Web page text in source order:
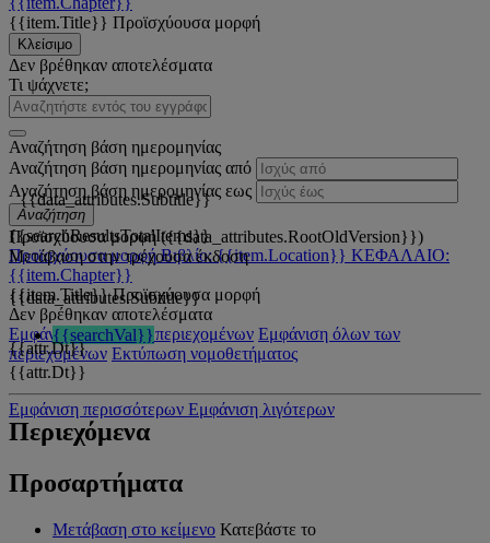
{{item.Title}} Προϊσχύουσα μορφή
Κλείσιμο
Δεν βρέθηκαν αποτελέσματα
Τι ψάχνετε;
Αναζήτηση βάση ημερομηνίας
Αναζήτηση βάση ημερομηνίας από
Αναζήτηση βάση ημερομηνίας εως
Αναζήτηση
{{searchResultsTotalItems}}
Προϊσχύουσα μορφή Βιβλίο: {{item.Location}} ΚΕΦΑΛΑΙΟ:
{{item.Chapter}}
{{item.Title}} Προϊσχύουσα μορφή
Δεν βρέθηκαν αποτελέσματα
Εμφάνιση όλων των περιεχομένων Εμφάνιση όλων των
περιεχομένων Εκτύπωση νομοθετήματος
{{data_attributes.Subtitle}}
Προϊσχύουσα μορφή ({{data_attributes.RootOldVersion}})
Μετάβαση στην τρέχουσα έκδοση
{{data_attributes.Subtitle}}
{{searchVal}}
{{attr.Dt}}
Εμφάνιση περισσότερων Εμφάνιση λιγότερων
{{attr.Dt}}
Περιεχόμενα
Προσαρτήματα
Μετάβαση στο κείμενο Κατεβάστε το